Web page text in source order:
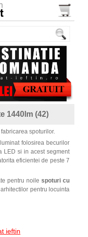
1440lm (42)
spoturilor.
folosirea becurilor
LED si in acest segment
eficientei de peste 7
pentru noile spoturi cu
pentru locuinta
ieftin